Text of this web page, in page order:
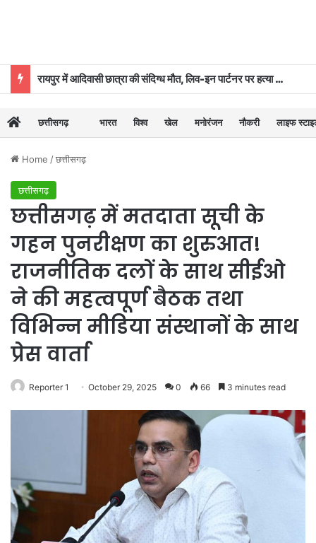
रायपुर में आदिवासी छात्रा की संदिग्ध मौत, लिव-इन पार्टनर पर हत्या का आरोप
छत्तीसगढ़ भारत विश्व खेल मनोरंजन नौकरी लाइफ
Home /छत्तीसगढ़
छत्तीसगढ़
छत्तीसगढ़ में मतदाता सूची के
गहन पुनरीक्षण का शुरुआत!
राजनीतिक दलों के साथ सीईओ
ने की महत्वपूर्ण बैठक तथा
विभिन्न मीडिया संस्थानों के साथ
प्रेस वार्ता
Reporter 1 October 29, 2025 0 66 3 minutes read